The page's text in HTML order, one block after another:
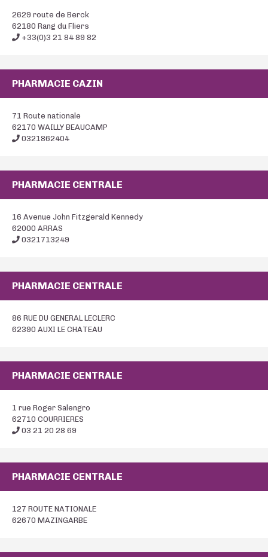
2629 route de Berck
62180 Rang du Fliers
+33(0)3 21 84 89 82
PHARMACIE CAZIN
71 Route nationale
62170 WAILLY BEAUCAMP
0321862404
PHARMACIE CENTRALE
16 Avenue John Fitzgerald Kennedy
62000 ARRAS
0321713249
PHARMACIE CENTRALE
86 RUE DU GENERAL LECLERC
62390 AUXI LE CHATEAU
PHARMACIE CENTRALE
1 rue Roger Salengro
62710 COURRIERES
03 21 20 28 69
PHARMACIE CENTRALE
127 ROUTE NATIONALE
62670 MAZINGARBE